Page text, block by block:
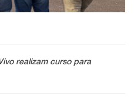
realizam curso para